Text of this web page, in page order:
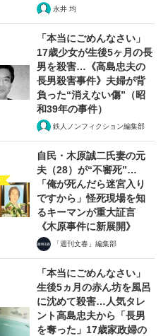
2/12
永井 均
「本当にごめんなさい」
17歳少女が生後5ヶ月の長
男を殺害…《高島忠夫の
長男殺害事件》夫婦が背
負った“消えない傷”（昭
和39年の事件）
鉄人ノンフィクション編集部
自民・木原誠二氏妻の元
夫（28）が“不審死”…
「俺が死んだら迷宮入り
ですから」怪死現場を知
るキーマンが重大証言
《木原事件に新展開》
「週刊文春」編集部
「本当にごめんなさい」
生後5ヵ月の赤ん坊を風呂
に沈めて殺害…人気タレ
ント高島忠夫から「長男
を奪った」17歳家政婦の